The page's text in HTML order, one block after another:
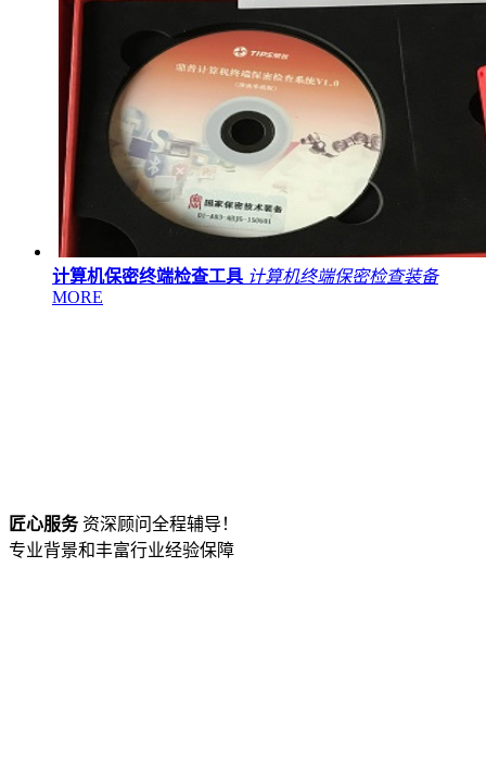
计算机保密终端检查工具 计算机终端保密检查装备
MORE
匠心服务资深顾问全程辅导！
专业背景和丰富行业经验保障